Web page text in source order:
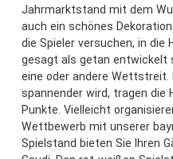
Jahrmarktstand mit dem
auch ein schönes
die Spieler versuchen, in
gesagt als getan entwickelt
eine oder andere Wettstreit.
spannender wird, tragen die
Punkte. Vielleicht
Wettbewerb mit unserer
Spielstand bieten Sie Ihren